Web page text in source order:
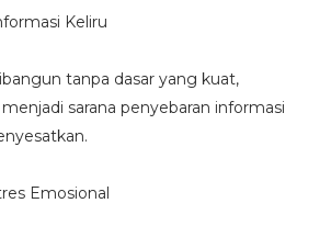
Keliru
tanpa dasar yang kuat,
sarana penyebaran informasi
Emosional